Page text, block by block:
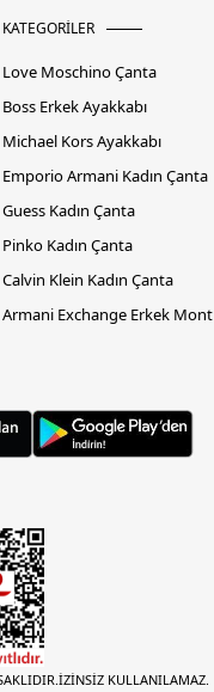
KATEGORİLER
Love Moschino Çanta
Boss Erkek Ayakkabı
Michael Kors Ayakkabı
Emporio Armani Kadın Çanta
Guess Kadın Çanta
Pinko Kadın Çanta
Calvin Klein Kadın Çanta
Armani Exchange Erkek Mont
KULLANILAMAZ.